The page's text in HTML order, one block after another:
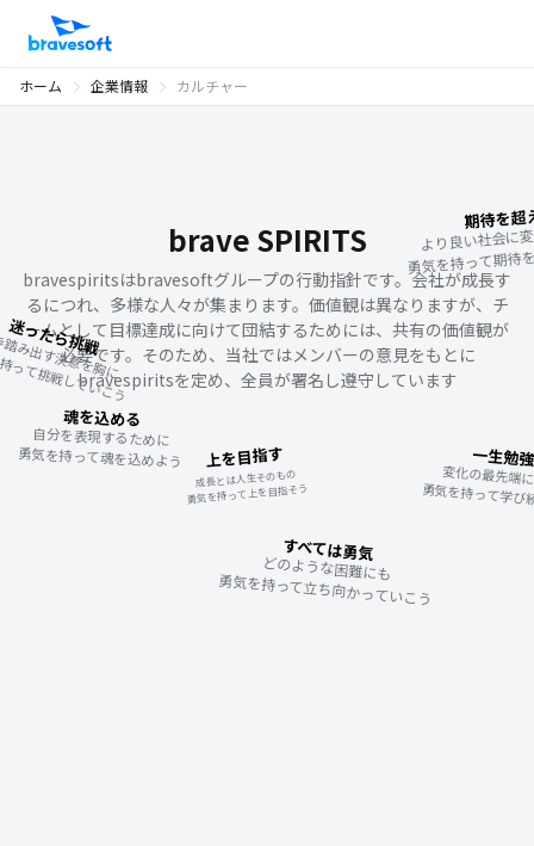
ホーム 企業情報 カルチャー
brave SPIRITS
bravespiritsはbravesoftグループの行動指針です。会社が成長す
るにつれ、多様な人々が集まります。価値観は異なりますが、チ
ームとして目標達成に向けて団結するためには、共有の価値観が
必要です。そのため、当社ではメンバーの意見をもとに
bravespiritsを定め、全員が署名し遵守しています
すべては勇気
勇気を持って立ち向かっていこう
迷ったら挑戦
挑戦
上を目指す
成長とは人生そのもの
勇気を持って上を目指そう
一生勉
勇気を持って学
プロ意識
勇気を持って一流を目指そう
魂を込める
自分を表現するために
勇気を持って魂を込めよう
期待を超
より良い社会に
勇気を持って期待